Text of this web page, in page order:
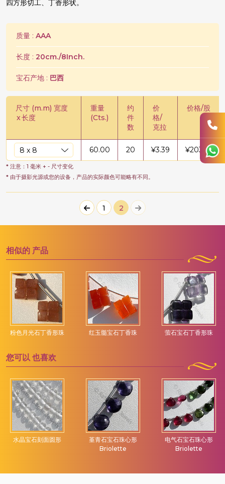
四方形切工、丁香形状。
质量 : AAA
长度 : 20cm./8Inch.
宝石产地 : 巴西
尺寸 (m.m) 宽度
x长度
重量
(Cts.)
约
件
数
价
格/
克拉
价格/股
60.00 20 ¥3.39 ¥203.67
* 注意：1 毫米 + - 尺寸变化
* 由于摄影光源或您的设备，产品的实际颜色可能略有不同。
1 2
相似的 产品
粉色月光石丁香形珠 红玉髓宝石丁香珠 萤石宝石丁香形珠
您可以 也喜欢
水晶宝石刻面圆形
堇青石宝石珠心形
Briolette
电气石宝石珠心形
Briolette